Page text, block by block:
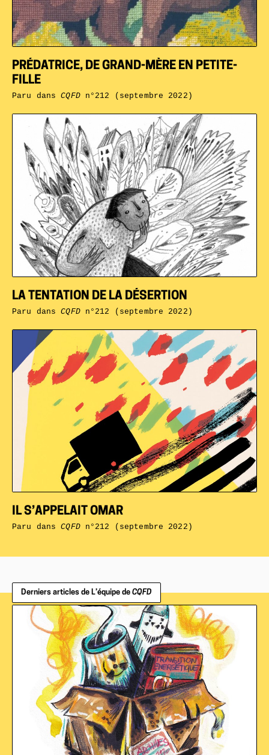
IL S’APPELAIT OMAR
Paru dansCQFDn°212 (septembre 2022)
LA TENTATION DE LA DÉSERTION
Paru dansCQFDn°212 (septembre 2022)
PRÉDATRICE, DE GRAND-MÈRE EN PETITE-
FILLE
Paru dansCQFDn°212 (septembre 2022)
Derniers articles de L’équipe de CQFD